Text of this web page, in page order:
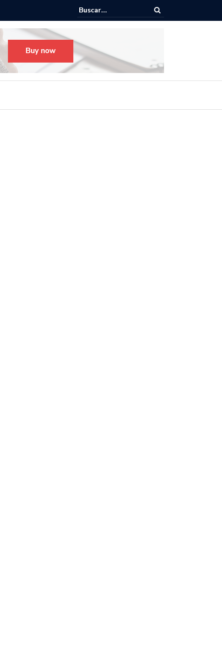
para el Festival Desfile Día de Muertos 2025 en Guadalajara